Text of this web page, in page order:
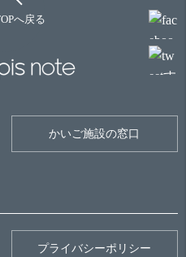
へ戻る
かいご施設の窓口
プライバシーポリシー